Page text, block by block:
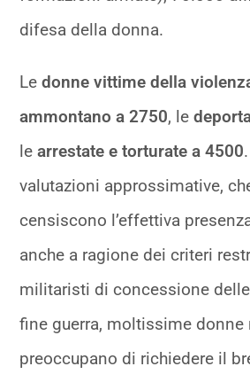
difesa della donna.
Ledonne vittime della
ammontano a 2750, le
learrestate e torturate a 4500
valutazioni approssimative,
censiscono l’effettiva
anche a ragione dei criteri
militaristi di concessione
fine guerra, moltissime donne
preoccupano di richiedere il